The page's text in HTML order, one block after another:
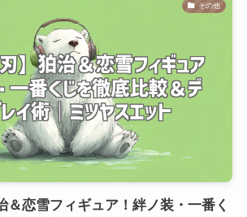
その他
＆恋雪フィギュア！絆ノ装・一番く